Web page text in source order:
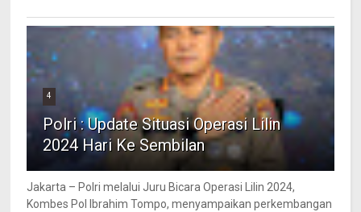
4
Polri : Update Situasi Operasi Lilin
2024 Hari Ke Sembilan
Jakarta – Polri melalui Juru Bicara Operasi Lilin 2024,
Kombes Pol Ibrahim Tompo, menyampaikan perkembangan